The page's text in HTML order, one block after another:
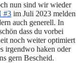
nun sind wir wieder
#3 im Juli 2023 melden
auch generell. In
dass du vorbei
noch weiter optimiert
irgendwo haken oder
gern Bescheid.